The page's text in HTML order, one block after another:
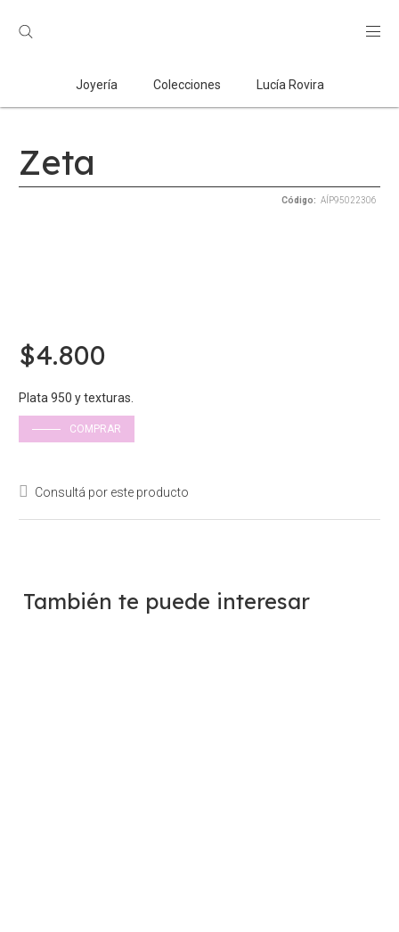
Búsqueda
de
Joyería Colecciones Lucía Rovira
Zeta
AÍP95022306
$4.800
Plata 950 y texturas.
COMPRAR
Consultá por este producto
También te puede interesar